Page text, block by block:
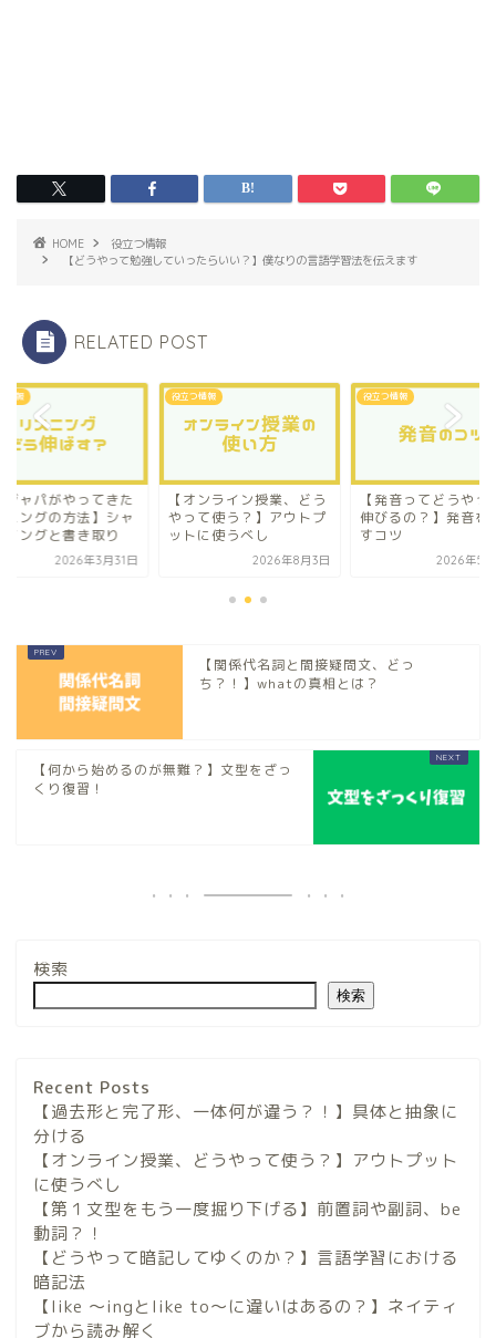
HOME
役立つ情報
【どうやって勉強していったらいい？】僕なりの言語学習法を伝えます
RELATED POST
情報
ジャパがやってきた
ニングの方法】シャ
イングと書き取り
2026年3月31日
役立つ情報
【オンライン授業、どう
やって使う？】アウトプ
ットに使うべし
2026年8月3日
役立つ情報
【発音ってどうやっ
伸びるの？】発音を
すコツ
2026年5
【関係代名詞と間接疑問文、どっ
ち？！】whatの真相とは？
【何から始めるのが無難？】文型をざっ
くり復習！
検索
検索
Recent Posts
【過去形と完了形、一体何が違う？！】具体と抽象に
分ける
【オンライン授業、どうやって使う？】アウトプット
に使うべし
【第１文型をもう一度掘り下げる】前置詞や副詞、be
動詞？！
【どうやって暗記してゆくのか？】言語学習における
暗記法
【like 〜ingとlike to〜に違いはあるの？】ネイティ
ブから読み解く